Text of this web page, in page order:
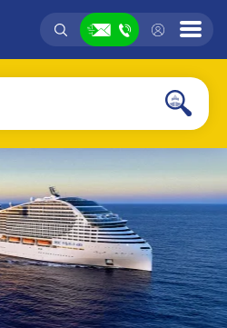
Vyhľadávanie